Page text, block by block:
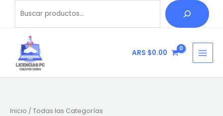
contenido
ARS $0.00
Inicio / Todas las Categorías
Ordenado